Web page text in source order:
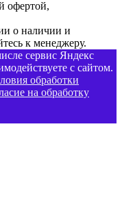
офертой,
о наличии и
к менеджеру.
сервис Яндекс
с сайтом.
обработки
на обработку